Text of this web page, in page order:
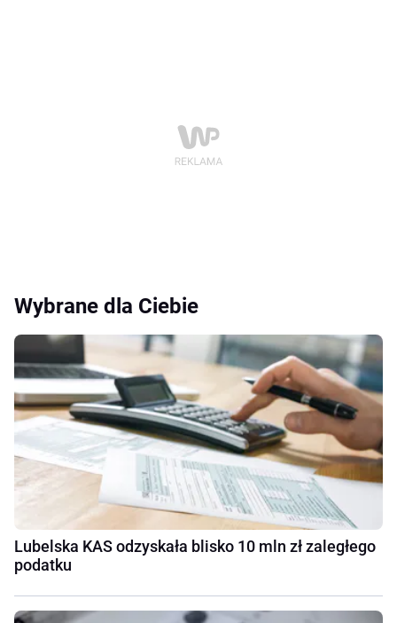
Wybrane dla Ciebie
Lubelska KAS odzyskała blisko 10 mln zł zaległego
podatku